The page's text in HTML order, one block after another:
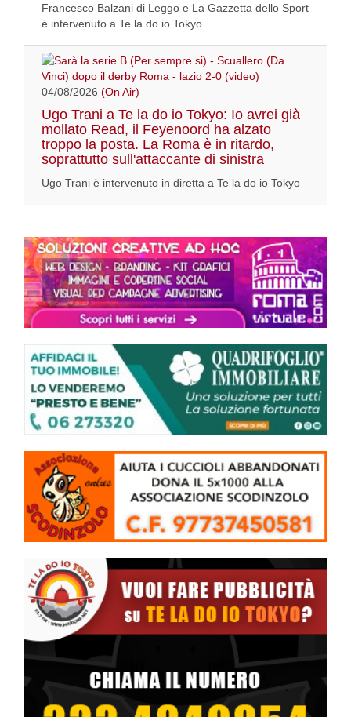
Francesco Balzani di Leggo e La Gazzetta dello Sport
è intervenuto a Te la do io Tokyo
04/08/2026 (On Air)
Ugo Trani a Te la do io Tokyo: Io avrei già
mollato Read, il Feyenoord ha alzato
troppo la posta. La Roma è in ritardo,
soprattutto sull'attaccante di sinistra
Ugo Trani è intervenuto in diretta a Te la do io Tokyo